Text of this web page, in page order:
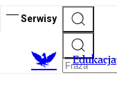
Serwisy
Edukacja